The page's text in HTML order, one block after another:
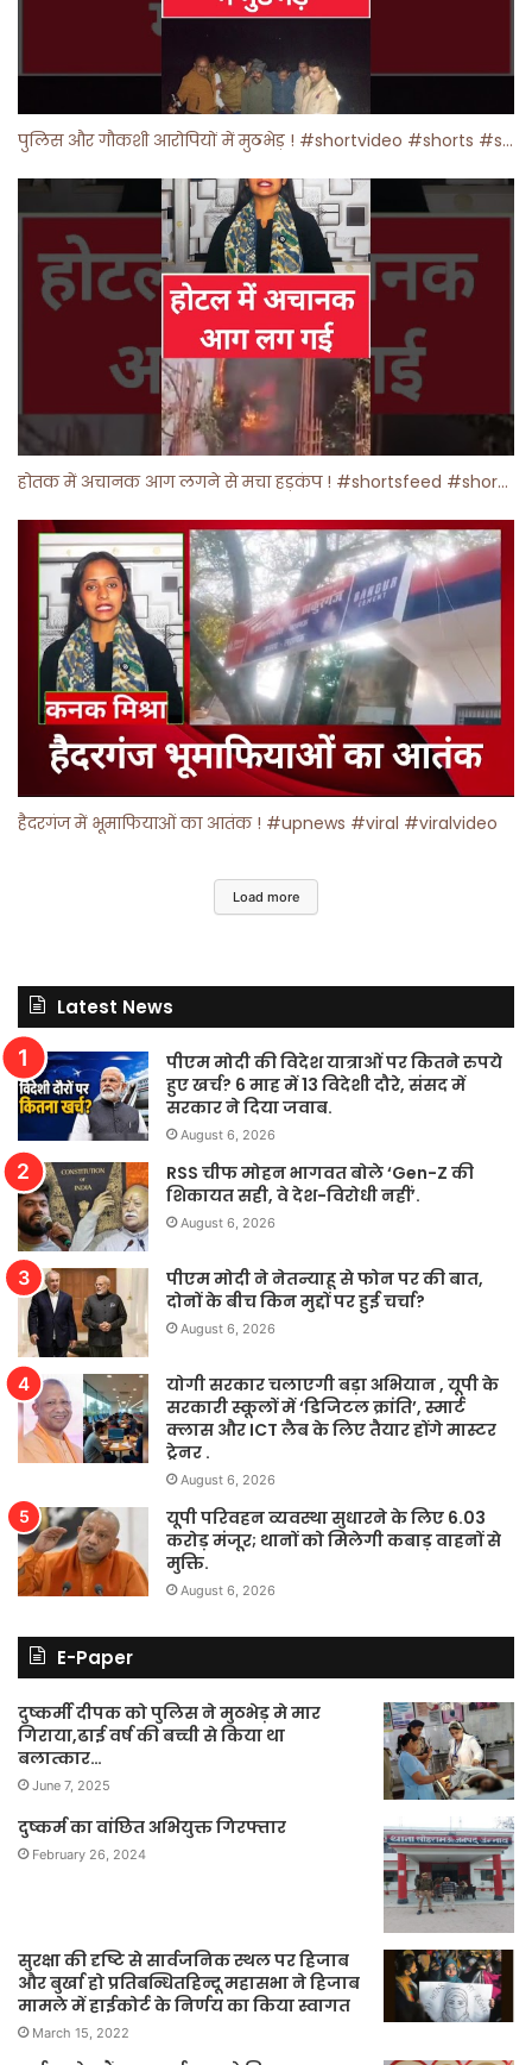
पुलिस और गौकशी आरोपियों में मुठभेड़ ! #shortvideo #shorts #shortsfeed
होतक में अचानक आग लगने से मचा हड़कंप ! #shortsfeed #shorts #viralshorts
हैदरगंज में भूमाफियाओं का आतंक ! #upnews #viral #viralvideo
Load more
Latest News
पीएम मोदी की विदेश यात्राओं पर कितने रुपये
हुए खर्च? 6 माह में 13 विदेशी दौरे, संसद में
सरकार ने दिया जवाब.
August 6, 2026
RSS चीफ मोहन भागवत बोले ‘Gen-Z की
शिकायत सही, वे देश-विरोधी नहीं’.
August 6, 2026
पीएम मोदी ने नेतन्याहू से फोन पर की बात,
दोनों के बीच किन मुद्दों पर हुई चर्चा?
August 6, 2026
योगी सरकार चलाएगी बड़ा अभियान , यूपी के
सरकारी स्कूलों में ‘डिजिटल क्रांति’, स्मार्ट
क्लास और ICT लैब के लिए तैयार होंगे मास्टर
ट्रेनर .
August 6, 2026
यूपी परिवहन व्यवस्था सुधारने के लिए 6.03
करोड़ मंजूर; थानों को मिलेगी कबाड़ वाहनों से
मुक्ति.
August 6, 2026
E-Paper
दुष्कर्मी दीपक को पुलिस ने मुठभेड़ मे मार
गिराया,ढाई वर्ष की बच्ची से किया था
बलात्कार…
June 7, 2025
दुष्कर्म का वांछित अभियुक्त गिरफ्तार
February 26, 2024
सुरक्षा की दृष्टि से सार्वजनिक स्थल पर हिजाब
और बुर्खा हो प्रतिबन्धितहिन्दू महासभा ने हिजाब
मामले में हाईकोर्ट के निर्णय का किया स्वागत
March 15, 2022